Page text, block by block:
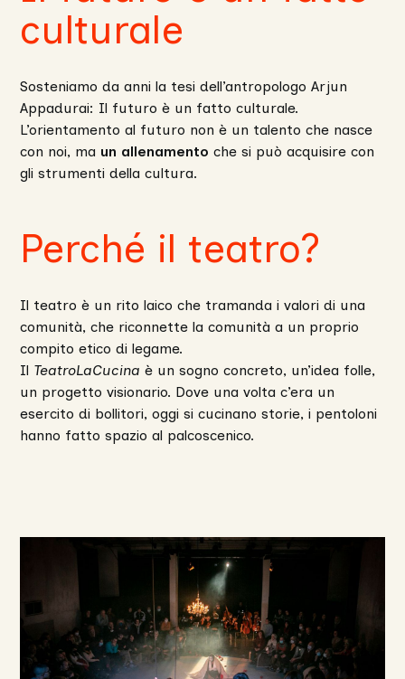
culturale
Sosteniamo da anni la tesi dell’antropologo Arjun
Appadurai: Il futuro è un fatto culturale.
L’orientamento al futuro non è un talento che nasce
con noi, ma un allenamento che si può acquisire con
gli strumenti della cultura.
Perché il teatro?
Il teatro è un rito laico che tramanda i valori di una
comunità, che riconnette la comunità a un proprio
compito etico di legame.
Il TeatroLaCucina è un sogno concreto, un’idea folle,
un progetto visionario. Dove una volta c’era un
esercito di bollitori, oggi si cucinano storie, i pentoloni
hanno fatto spazio al palcoscenico.